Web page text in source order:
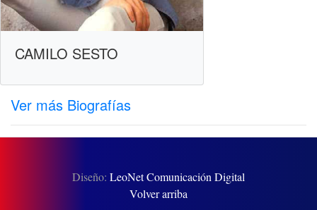
CAMILO SESTO
Ver más Biografías
Diseño: LeoNet Comunicación Digital
Volver arriba